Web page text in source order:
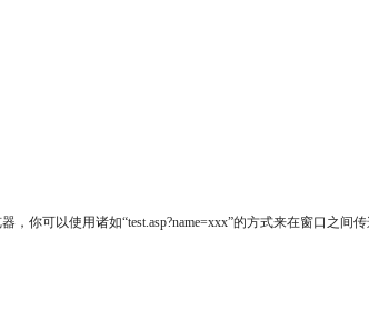
你可以使用诸如“test.asp?name=xxx”的方式来在窗口之